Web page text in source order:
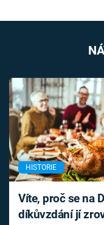
HISTORIE
Víte, proč se na
díkůvzdání jí